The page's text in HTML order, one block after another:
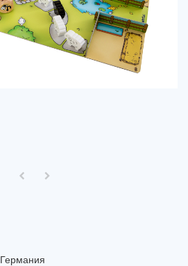
Германия